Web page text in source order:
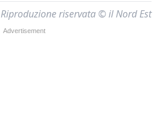
Riproduzione riservata © il Nord Est